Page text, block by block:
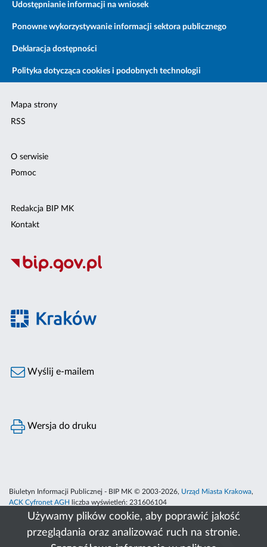
Używamy plików cookie, aby poprawić jakość
przeglądania oraz analizować ruch na stronie.
Udostępnianie informacji na wniosek
Ponowne wykorzystywanie informacji sektora publicznego
Deklaracja dostępności
Polityka dotycząca cookies i podobnych technologii
Mapa strony
RSS
O serwisie
Pomoc
Redakcja BIP MK
Kontakt
Wyślij e-mailem
Wersja do druku
Biuletyn Informacji Publicznej - BIP MK © 2003-2026, Urząd Miasta Krakowa,
ACK Cyfronet AGH
liczba wyświetleń: 231606104